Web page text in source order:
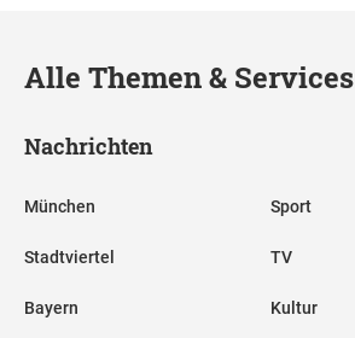
Alle Themen & Services
Nachrichten
München
Stadtviertel
Bayern
Sport
TV
Kultur